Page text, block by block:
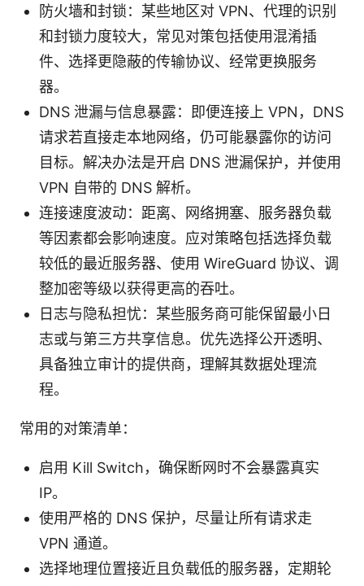
防火墙和封锁：某些地区对 VPN、代理的识别
和封锁力度较大，常见对策包括使用混淆插
件、选择更隐蔽的传输协议、经常更换服务
器。
DNS 泄漏与信息暴露：即便连接上 VPN，DNS
请求若直接走本地网络，仍可能暴露你的访问
目标。解决办法是开启 DNS 泄漏保护，并使用
VPN 自带的 DNS 解析。
连接速度波动：距离、网络拥塞、服务器负载
等因素都会影响速度。应对策略包括选择负载
较低的最近服务器、使用 WireGuard 协议、调
整加密等级以获得更高的吞吐。
日志与隐私担忧：某些服务商可能保留最小日
志或与第三方共享信息。优先选择公开透明、
具备独立审计的提供商，理解其数据处理流
程。
常用的对策清单：
启用 Kill Switch，确保断网时不会暴露真实
IP。
使用严格的 DNS 保护，尽量让所有请求走
VPN 通道。
选择地理位置接近且负载低的服务器，定期轮